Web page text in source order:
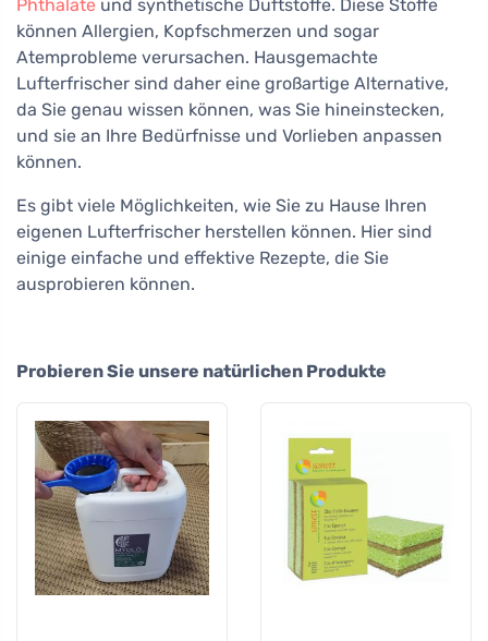
Phthalate und synthetische Duftstoffe. Diese Stoffe
können Allergien, Kopfschmerzen und sogar
Atemprobleme verursachen. Hausgemachte
Lufterfrischer sind daher eine großartige Alternative,
da Sie genau wissen können, was Sie hineinstecken,
und sie an Ihre Bedürfnisse und Vorlieben anpassen
können.
Es gibt viele Möglichkeiten, wie Sie zu Hause Ihren
eigenen Lufterfrischer herstellen können. Hier sind
einige einfache und effektive Rezepte, die Sie
ausprobieren können.
Probieren Sie unsere natürlichen Produkte